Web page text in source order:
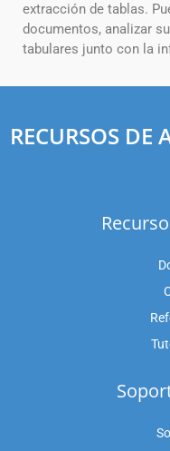
extracción de tablas.
documentos, analizar
tabulares junto con la
RECURSOS DE